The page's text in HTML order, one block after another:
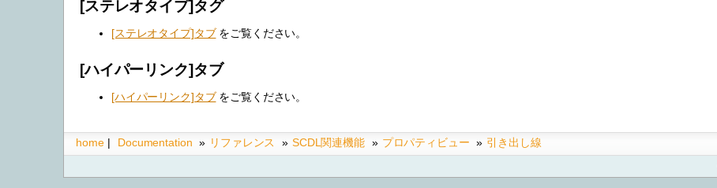
[ステレオタイプ]タグ
[ステレオタイプ]タブをご覧ください。
[ハイパーリンク]タブ
[ハイパーリンク]タブをご覧ください。
home | Documentation » リファレンス » SCDL関連機能 » プロパティビュー » 引き出し線